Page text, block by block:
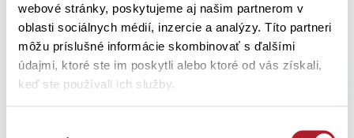
webové stránky, poskytujeme aj našim partnerom v
oblasti sociálnych médií, inzercie a analýzy. Títo partneri
môžu príslušné informácie skombinovať s ďalšími
údajmi, ktoré ste im poskytli alebo ktoré od vás získali,
keď ste používali ich služby.
Zákazníci si tiež kúpili